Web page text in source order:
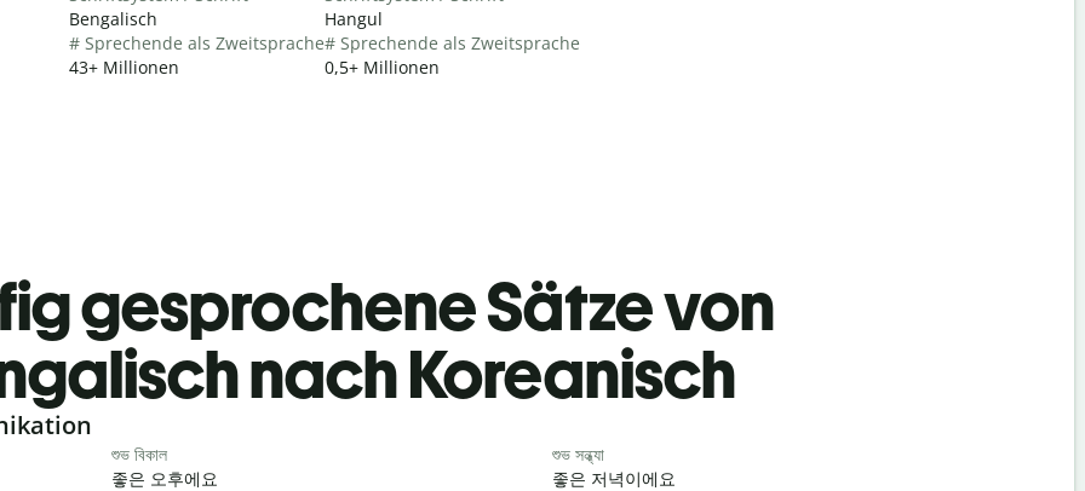
Bengalisch
# Sprechende als Zweitsprache
43+ Millionen
Hangul
# Sprechende als Zweitsprache
0,5+ Millionen
gesprochene Sätze von
nach Koreanisch
শুভ বিকাল
좋은 오후에요
শুভ সন্ধ্যা
좋은 저녁이에요